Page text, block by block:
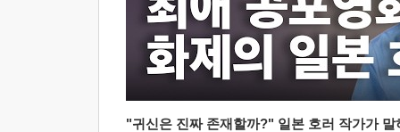
"귀신은 진짜 존재할까?" 일본 호러 작가가